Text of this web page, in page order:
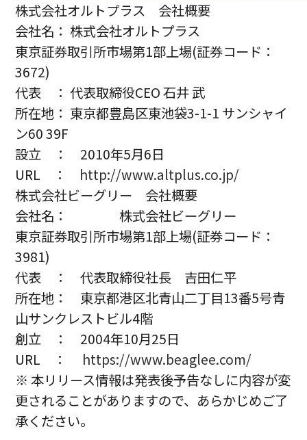
株式会社オルトプラス 会社概要
会社名： 株式会社オルトプラス
東京証券取引所市場第1部上場(証券コード：
3672)
代表 ： 代表取締役CEO 石井 武
所在地： 東京都豊島区東池袋3-1-1 サンシャイ
ン60 39F
設立 ： 2010年5月6日
URL ： http://www.altplus.co.jp/
株式会社ビーグリー 会社概要
会社名： 株式会社ビーグリー
東京証券取引所市場第1部上場(証券コード：
3981)
代表 ： 代表取締役社長 吉田仁平
所在地： 東京都港区北青山二丁目13番5号青
山サンクレストビル4階
創立 ： 2004年10月25日
URL ： https://www.beaglee.com/
※ 本リリース情報は発表後予告なしに内容が変
更されることがありますので、あらかじめご了
承ください。